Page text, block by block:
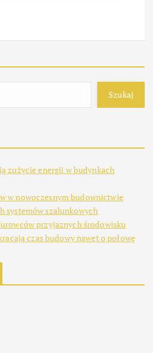
Szukaj
zużycie energii w budynkach
w nowoczesnym budownictwie
systemów szalunkowych
przyjaznych środowisku
czas budowy nawet o połowę